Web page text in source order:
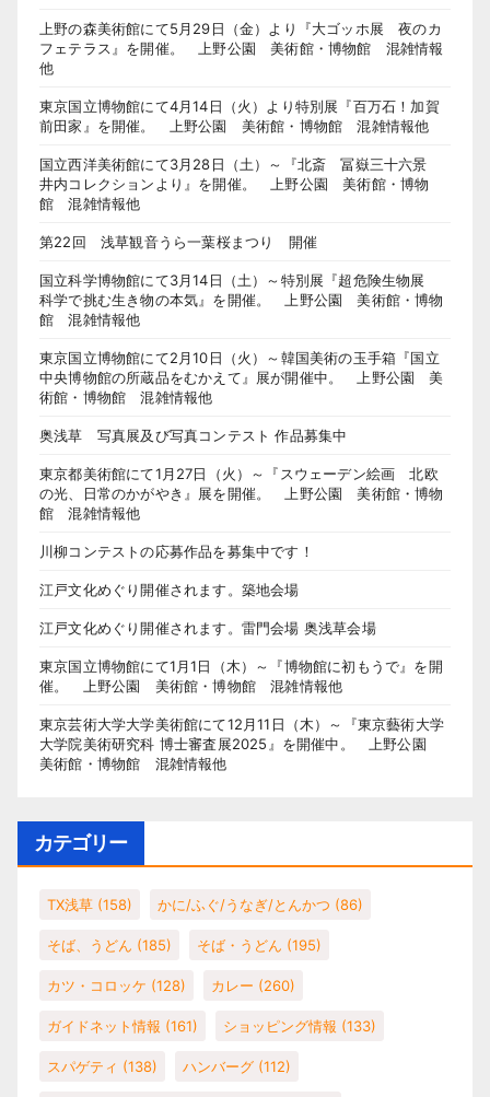
上野の森美術館にて5月29日（金）より『大ゴッホ展 夜のカ
フェテラス』を開催。 上野公園 美術館・博物館 混雑情報
他
東京国立博物館にて4月14日（火）より特別展『百万石！加賀
前田家』を開催。 上野公園 美術館・博物館 混雑情報他
国立西洋美術館にて3月28日（土）～『北斎 冨嶽三十六景
井内コレクションより』を開催。 上野公園 美術館・博物
館 混雑情報他
第22回 浅草観音うら一葉桜まつり 開催
国立科学博物館にて3月14日（土）～特別展『超危険生物展
科学で挑む生き物の本気』を開催。 上野公園 美術館・博物
館 混雑情報他
東京国立博物館にて2月10日（火）～韓国美術の玉手箱『国立
中央博物館の所蔵品をむかえて』展が開催中。 上野公園 美
術館・博物館 混雑情報他
奥浅草 写真展及び写真コンテスト 作品募集中
東京都美術館にて1月27日（火）～『スウェーデン絵画 北欧
の光、日常のかがやき』展を開催。 上野公園 美術館・博物
館 混雑情報他
川柳コンテストの応募作品を募集中です！
江戸文化めぐり開催されます。築地会場
江戸文化めぐり開催されます。雷門会場 奥浅草会場
東京国立博物館にて1月1日（木）～『博物館に初もうで』を開
催。 上野公園 美術館・博物館 混雑情報他
東京芸術大学大学美術館にて12月11日（木）～『東京藝術大学
大学院美術研究科 博士審査展2025』を開催中。 上野公園
美術館・博物館 混雑情報他
カテゴリー
TX浅草 (158) かに/ふぐ/うなぎ/とんかつ (86)
そば、うどん (185) そば・うどん (195)
カツ・コロッケ (128) カレー (260)
ガイドネット情報 (161) ショッピング情報 (133)
スパゲティ (138) ハンバーグ (112)